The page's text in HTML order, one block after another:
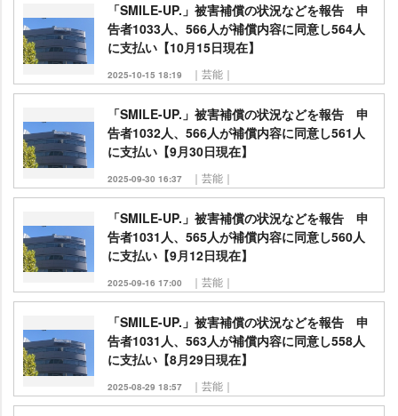
「SMILE-UP.」被害補償の状況などを報告 申
告者1033人、566人が補償内容に同意し564人
に支払い【10月15日現在】
2025-10-15 18:19 ｜芸能｜
「SMILE-UP.」被害補償の状況などを報告 申
告者1032人、566人が補償内容に同意し561人
に支払い【9月30日現在】
2025-09-30 16:37 ｜芸能｜
「SMILE-UP.」被害補償の状況などを報告 申
告者1031人、565人が補償内容に同意し560人
に支払い【9月12日現在】
2025-09-16 17:00 ｜芸能｜
「SMILE-UP.」被害補償の状況などを報告 申
告者1031人、563人が補償内容に同意し558人
に支払い【8月29日現在】
2025-08-29 18:57 ｜芸能｜